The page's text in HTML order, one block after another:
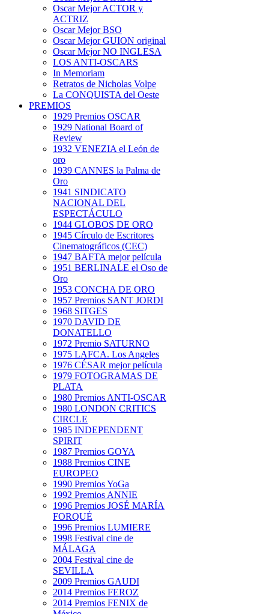
Oscar Mejor ACTOR y
ACTRIZ
Oscar Mejor BSO
Oscar Mejor GUION original
Oscar Mejor NO INGLESA
LOS ANTI-OSCARS
In Memoriam
Retratos de Nicholas Volpe
La CONQUISTA del Oeste
PREMIOS
1929 Premios OSCAR
1929 National Board of
Review
1932 VENEZIA el León de
oro
1939 CANNES la Palma de
Oro
1941 SINDICATO
NACIONAL DEL
ESPECTÁCULO
1944 GLOBOS DE ORO
1945 Círculo de Escritores
Cinematográficos (CEC)
1947 BAFTA mejor película
1951 BERLINALE el Oso de
Oro
1953 CONCHA DE ORO
1957 Premios SANT JORDI
1968 SITGES
1970 DAVID DE
DONATELLO
1972 Premio SATURNO
1975 LAFCA. Los Angeles
1976 CÉSAR mejor película
1979 FOTOGRAMAS DE
PLATA
1980 Premios ANTI-OSCAR
1980 LONDON CRITICS
CIRCLE
1985 INDEPENDENT
SPIRIT
1987 Premios GOYA
1988 Premios CINE
EUROPEO
1990 Premios YoGa
1992 Premios ANNIE
1996 Premios JOSÉ MARÍA
FORQUÉ
1996 Premios LUMIERE
1998 Festival cine de
MÁLAGA
2004 Festival cine de
SEVILLA
2009 Premios GAUDI
2014 Premios FEROZ
2014 Premios FENIX de